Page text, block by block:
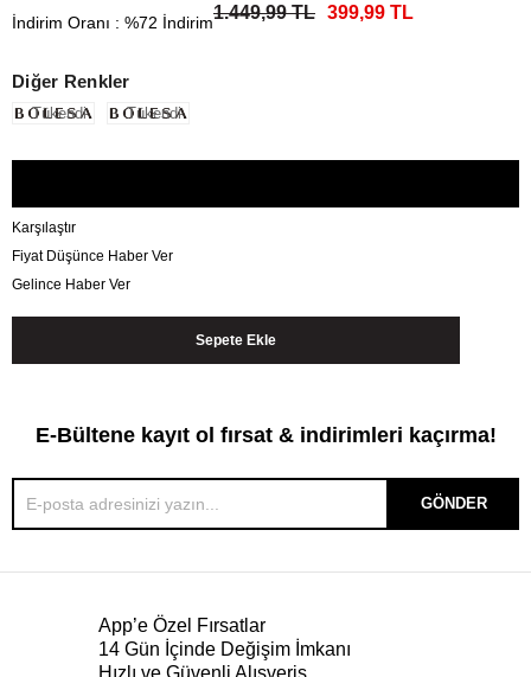
İndirim Oranı : %72 İndirim1.449,99 TL 399,99 TL
Diğer Renkler
Tükendi Tükendi
Karşılaştır
Fiyat Düşünce Haber Ver
Gelince Haber Ver
E-Bültene kayıt ol fırsat & indirimleri kaçırma!
GÖNDER
App’e Özel Fırsatlar
14 Gün İçinde Değişim İmkanı
Hızlı ve Güvenli Alışveriş